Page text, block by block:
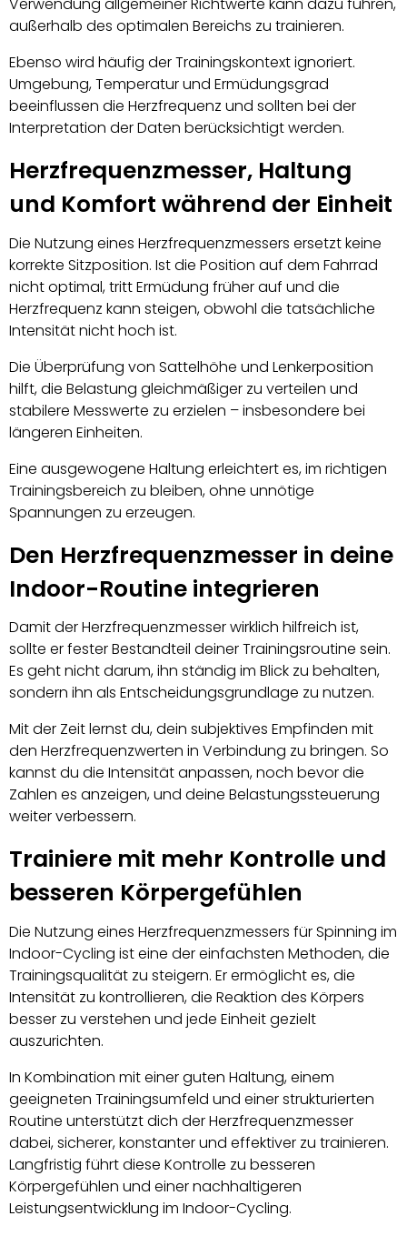
außerhalb des optimalen Bereichs zu trainieren.
Ebenso wird häufig der Trainingskontext ignoriert.
Umgebung, Temperatur und Ermüdungsgrad
beeinflussen die Herzfrequenz und sollten bei der
Interpretation der Daten berücksichtigt werden.
Herzfrequenzmesser, Haltung
und Komfort während der Einheit
Die Nutzung eines Herzfrequenzmessers ersetzt keine
korrekte Sitzposition. Ist die Position auf dem Fahrrad
nicht optimal, tritt Ermüdung früher auf und die
Herzfrequenz kann steigen, obwohl die tatsächliche
Intensität nicht hoch ist.
Die Überprüfung von Sattelhöhe und Lenkerposition
hilft, die Belastung gleichmäßiger zu verteilen und
stabilere Messwerte zu erzielen – insbesondere bei
längeren Einheiten.
Eine ausgewogene Haltung erleichtert es, im richtigen
Trainingsbereich zu bleiben, ohne unnötige
Spannungen zu erzeugen.
Den Herzfrequenzmesser in deine
Indoor-Routine integrieren
Damit der Herzfrequenzmesser wirklich hilfreich ist,
sollte er fester Bestandteil deiner Trainingsroutine sein.
Es geht nicht darum, ihn ständig im Blick zu behalten,
sondern ihn als Entscheidungsgrundlage zu nutzen.
Mit der Zeit lernst du, dein subjektives Empfinden mit
den Herzfrequenzwerten in Verbindung zu bringen. So
kannst du die Intensität anpassen, noch bevor die
Zahlen es anzeigen, und deine Belastungssteuerung
weiter verbessern.
Trainiere mit mehr Kontrolle und
besseren Körpergefühlen
Die Nutzung eines Herzfrequenzmessers für Spinning im
Indoor-Cycling ist eine der einfachsten Methoden, die
Trainingsqualität zu steigern. Er ermöglicht es, die
Intensität zu kontrollieren, die Reaktion des Körpers
besser zu verstehen und jede Einheit gezielt
auszurichten.
In Kombination mit einer guten Haltung, einem
geeigneten Trainingsumfeld und einer strukturierten
Routine unterstützt dich der Herzfrequenzmesser
dabei, sicherer, konstanter und effektiver zu trainieren.
Langfristig führt diese Kontrolle zu besseren
Körpergefühlen und einer nachhaltigeren
Leistungsentwicklung im Indoor-Cycling.